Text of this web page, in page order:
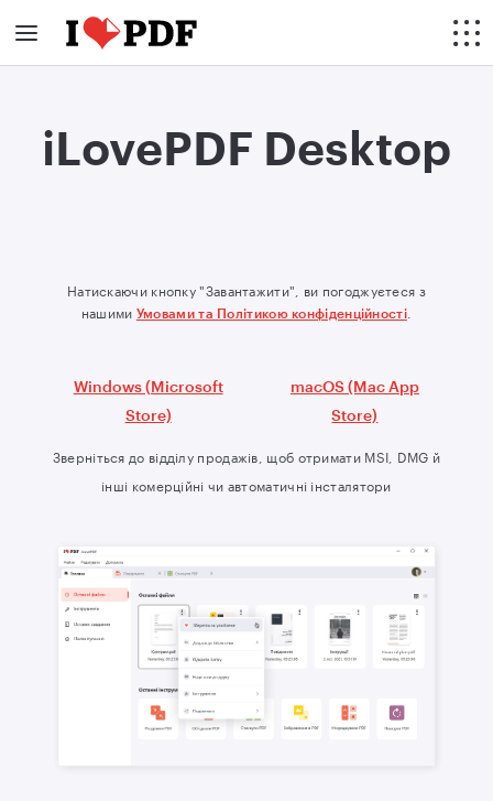
iLovePDF Desktop
Натискаючи кнопку "Завантажити", ви погоджуєтеся з
нашими Умовами та Політикою конфіденційності.
Windows (Microsoft
Store)
macOS (Mac App
Store)
Зверніться до відділу продажів, щоб отримати MSI, DMG й
інші комерційні чи автоматичні інсталятори